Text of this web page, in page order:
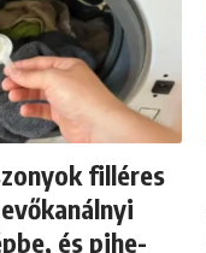
filléres
és pihe-